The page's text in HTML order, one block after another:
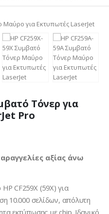
Τόνερ για
Pro
αξίας άνω
CF259X (59X) για
10.000 σελίδων, απόλυτη
εκτύπωσης με chip. Ιδανικό